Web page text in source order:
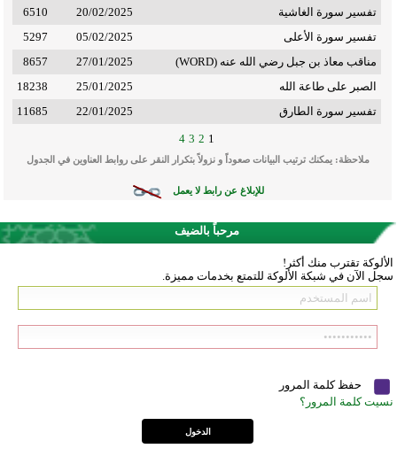
تفسير سورة الغاشية
20/02/2025
6510
تفسير سورة الأعلى
05/02/2025
5297
مناقب معاذ بن جبل رضي الله عنه (WORD)
27/01/2025
8657
الصبر على طاعة الله
25/01/2025
18238
تفسير سورة الطارق
22/01/2025
11685
1
2
3
4
ملاحظة: يمكنك ترتيب البيانات صعوداً و نزولاً بتكرار النقر على روابط العناوين في الجدول
للإبلاغ عن رابط لا يعمل
مرحباً بالضيف
الألوكة تقترب منك أكثر!
سجل الآن في شبكة الألوكة للتمتع بخدمات مميزة.
حفظ كلمة المرور
نسيت كلمة المرور؟